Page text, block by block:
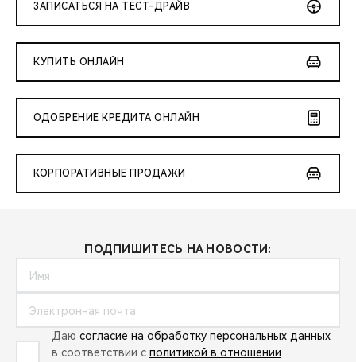
ЗАПИСАТЬСЯ НА ТЕСТ-ДРАЙВ
КУПИТЬ ОНЛАЙН
ОДОБРЕНИЕ КРЕДИТА ОНЛАЙН
КОРПОРАТИВНЫЕ ПРОДАЖИ
ПОДПИШИТЕСЬ НА НОВОСТИ:
Даю согласие на обработку персональных данных
в соответствии с политикой в отношении